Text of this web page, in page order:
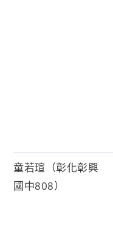
童若瑄（彰化彰興
國中808）